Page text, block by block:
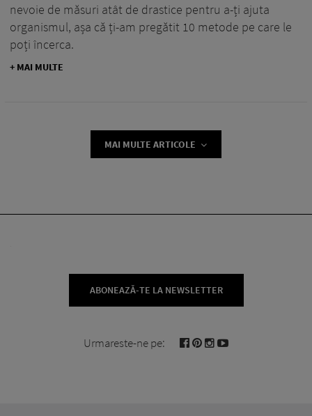
nevoie de măsuri atât de drastice pentru a-ți ajuta
organismul, așa că ți-am pregătit 10 metode pe care le
poți încerca.
+ MAI MULTE
MAI MULTE ARTICOLE
ABONEAZĂ-TE LA NEWSLETTER
Urmareste-ne pe: